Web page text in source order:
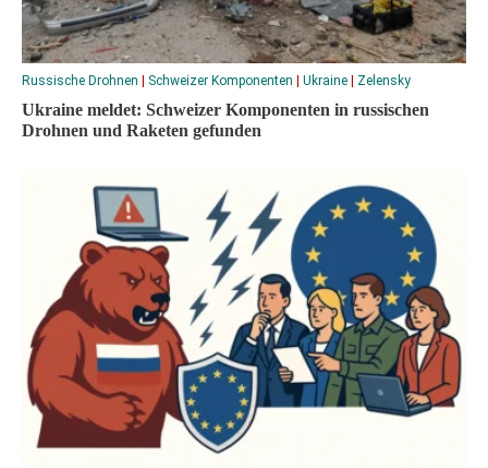
Russische Drohnen | Schweizer Komponenten | Ukraine | Zelensky
Ukraine meldet: Schweizer Komponenten in russischen
Drohnen und Raketen gefunden